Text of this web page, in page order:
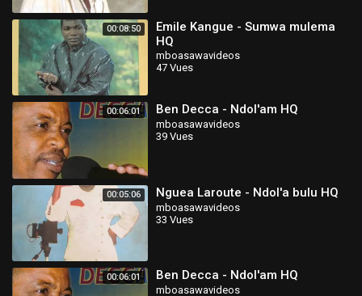
00:08:50
Emile Kangue - Sumwa mulema
HQ
mboasawavideos
47 Vues
00:06:01 Ben Decca - Ndol'am HQ
mboasawavideos
39 Vues
00:05:06 Nguea Laroute - Ndol'a bulu HQ
mboasawavideos
33 Vues
00:06:01 Ben Decca - Ndol'am HQ
mboasawavideos